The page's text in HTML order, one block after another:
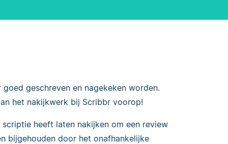
geschreven en nagekeken worden.
het nakijkwerk bij Scribbr voorop!
heeft laten nakijken om een review
bijgehouden door het onafhankelijke